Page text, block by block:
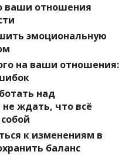
ваши отношения
эмоциональную
на ваши отношения:
над
ждать, что всё
к изменениям в
баланс